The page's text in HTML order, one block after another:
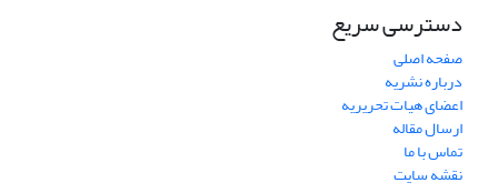
دسترسی سریع
صفحه اصلی
درباره نشریه
اعضای هیات تحریریه
ارسال مقاله
تماس با ما
نقشه سایت